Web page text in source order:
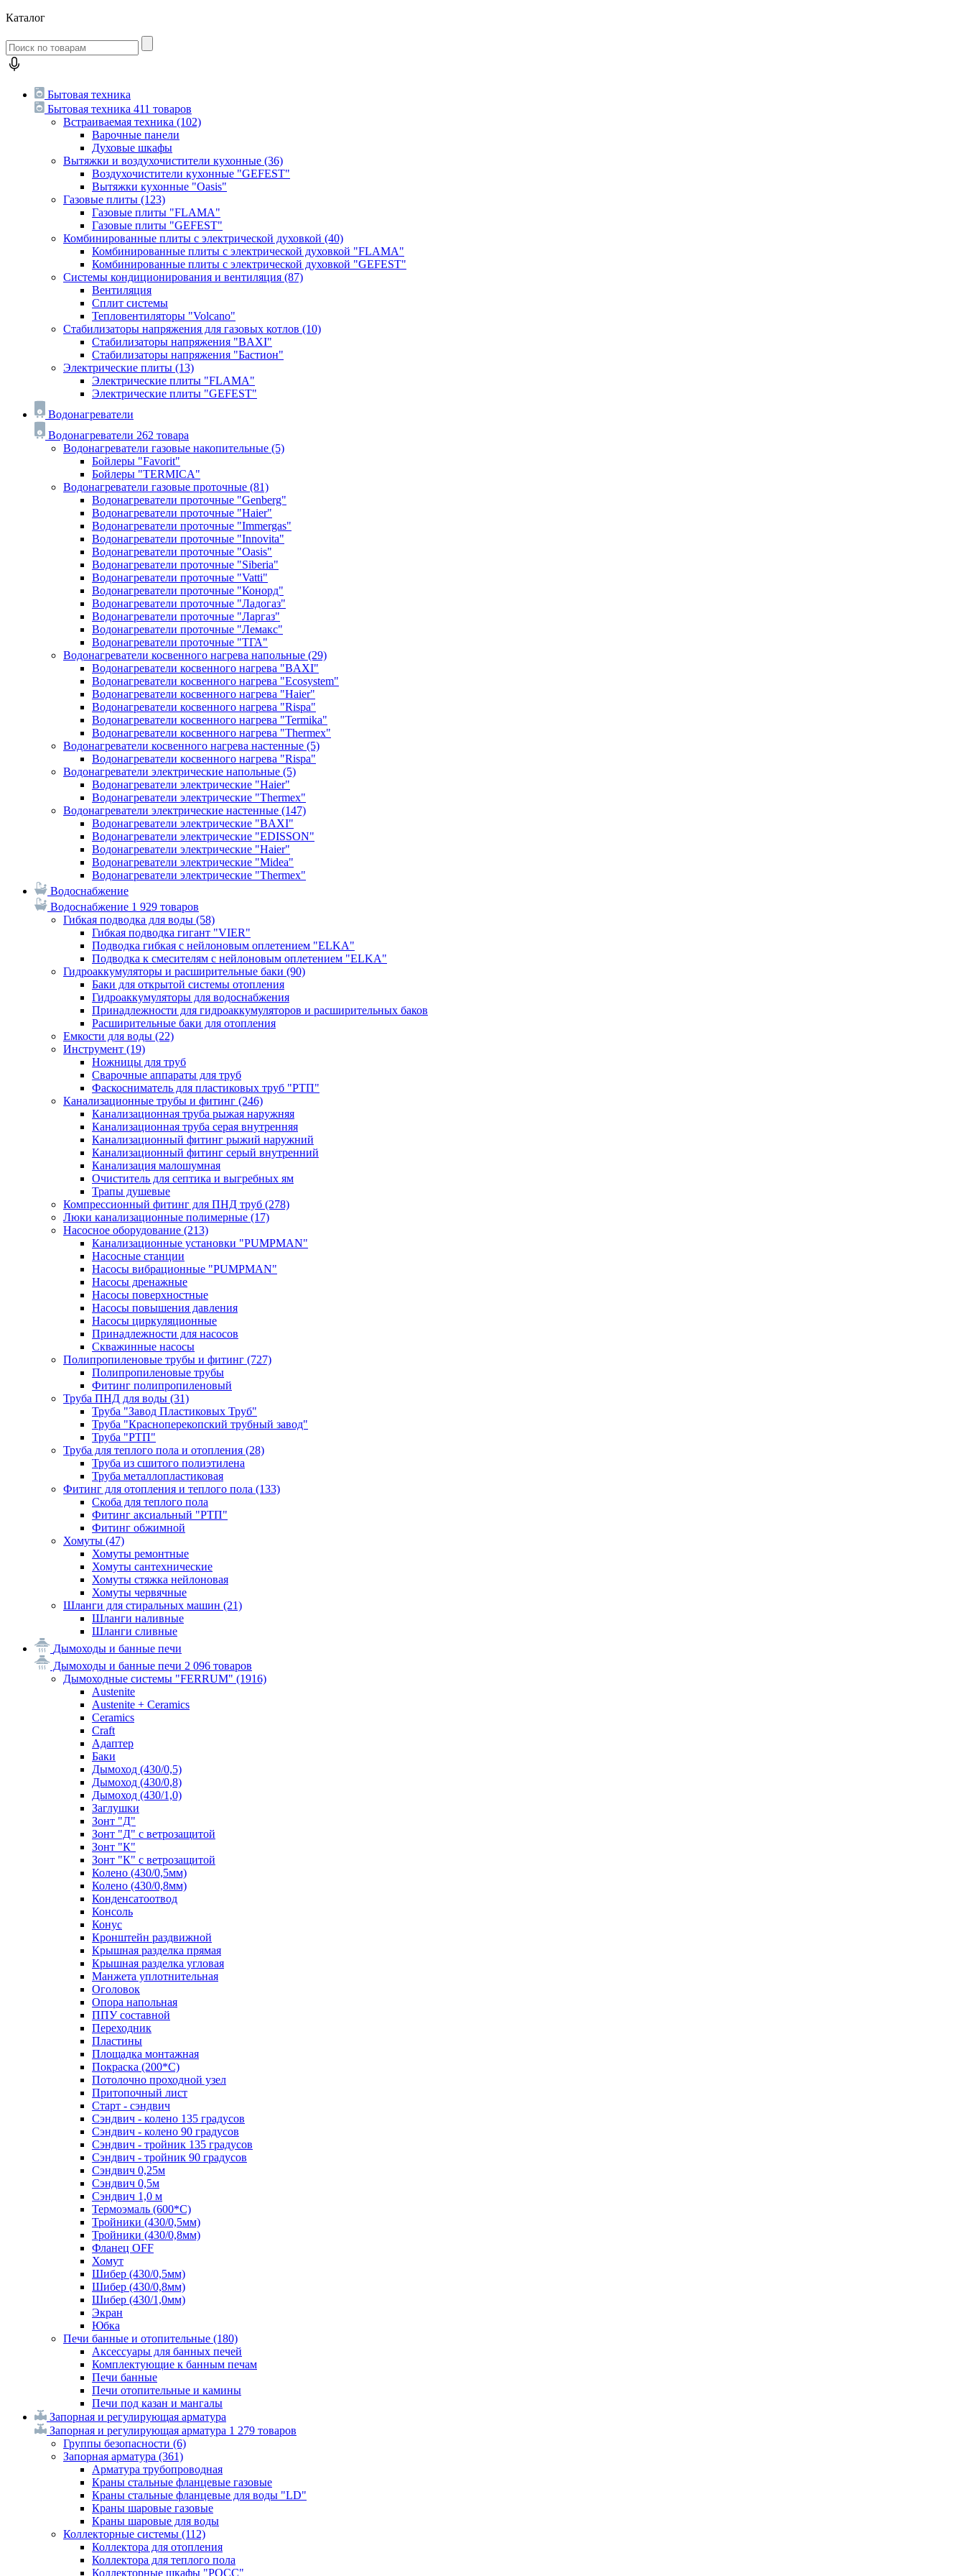
Каталог
Бытовая техника
Бытовая техника 411 товаров
Встраиваемая техника (102)
Варочные панели
Духовые шкафы
Вытяжки и воздухочистители кухонные (36)
Воздухочистители кухонные "GEFEST"
Вытяжки кухонные "Oasis"
Газовые плиты (123)
Газовые плиты "FLAMA"
Газовые плиты "GEFEST"
Комбинированные плиты с электрической духовкой (40)
Комбинированные плиты с электрической духовкой "FLAMA"
Комбинированные плиты с электрической духовкой "GEFEST"
Системы кондиционирования и вентиляция (87)
Вентиляция
Сплит системы
Тепловентиляторы "Volcano"
Стабилизаторы напряжения для газовых котлов (10)
Стабилизаторы напряжения "BAXI"
Стабилизаторы напряжения "Бастион"
Электрические плиты (13)
Электрические плиты "FLAMA"
Электрические плиты "GEFEST"
Водонагреватели
Водонагреватели 262 товара
Водонагреватели газовые накопительные (5)
Бойлеры "Favorit"
Бойлеры "TERMICA"
Водонагреватели газовые проточные (81)
Водонагреватели проточные "Genberg"
Водонагреватели проточные "Haier"
Водонагреватели проточные "Immergas"
Водонагреватели проточные "Innovita"
Водонагреватели проточные "Oasis"
Водонагреватели проточные "Siberia"
Водонагреватели проточные "Vatti"
Водонагреватели проточные "Конорд"
Водонагреватели проточные "Ладогаз"
Водонагреватели проточные "Ларгаз"
Водонагреватели проточные "Лемакс"
Водонагреватели проточные "ТГА"
Водонагреватели косвенного нагрева напольные (29)
Водонагреватели косвенного нагрева "BAXI"
Водонагреватели косвенного нагрева "Ecosystem"
Водонагреватели косвенного нагрева "Haier"
Водонагреватели косвенного нагрева "Rispa"
Водонагреватели косвенного нагрева "Termika"
Водонагреватели косвенного нагрева "Thermex"
Водонагреватели косвенного нагрева настенные (5)
Водонагреватели косвенного нагрева "Rispa"
Водонагреватели электрические напольные (5)
Водонагреватели электрические "Haier"
Водонагреватели электрические "Thermex"
Водонагреватели электрические настенные (147)
Водонагреватели электрические "BAXI"
Водонагреватели электрические "EDISSON"
Водонагреватели электрические "Haier"
Водонагреватели электрические "Midea"
Водонагреватели электрические "Thermex"
Водоснабжение
Водоснабжение 1 929 товаров
Гибкая подводка для воды (58)
Гибкая подводка гигант "VIER"
Подводка гибкая с нейлоновым оплетением "ELKA"
Подводка к смесителям с нейлоновым оплетением "ELKA"
Гидроаккумуляторы и расширительные баки (90)
Баки для открытой системы отопления
Гидроаккумуляторы для водоснабжения
Принадлежности для гидроаккумуляторов и расширительных баков
Расширительные баки для отопления
Емкости для воды (22)
Инструмент (19)
Ножницы для труб
Сварочные аппараты для труб
Фаскосниматель для пластиковых труб "РТП"
Канализационные трубы и фитинг (246)
Канализационная труба рыжая наружняя
Канализационная труба серая внутренняя
Канализационный фитинг рыжий наружний
Канализационный фитинг серый внутренний
Канализация малошумная
Очиститель для септика и выгребных ям
Трапы душевые
Компрессионный фитинг для ПНД труб (278)
Люки канализационные полимерные (17)
Насосное оборудование (213)
Канализационные установки "PUMPMAN"
Насосные станции
Насосы вибрационные "PUMPMAN"
Насосы дренажные
Насосы поверхностные
Насосы повышения давления
Насосы циркуляционные
Принадлежности для насосов
Скважинные насосы
Полипропиленовые трубы и фитинг (727)
Полипропиленовые трубы
Фитинг полипропиленовый
Труба ПНД для воды (31)
Труба "Завод Пластиковых Труб"
Труба "Красноперекопский трубный завод"
Труба "РТП"
Труба для теплого пола и отопления (28)
Труба из сшитого полиэтилена
Труба металлопластиковая
Фитинг для отопления и теплого пола (133)
Скоба для теплого пола
Фитинг аксиальный "РТП"
Фитинг обжимной
Хомуты (47)
Хомуты ремонтные
Хомуты сантехнические
Хомуты стяжка нейлоновая
Хомуты червячные
Шланги для стиральных машин (21)
Шланги наливные
Шланги сливные
Дымоходы и банные печи
Дымоходы и банные печи 2 096 товаров
Дымоходные системы "FERRUM" (1916)
Austenite
Austenite + Ceramics
Ceramics
Craft
Адаптер
Баки
Дымоход (430/0,5)
Дымоход (430/0,8)
Дымоход (430/1,0)
Заглушки
Зонт "Д"
Зонт "Д" с ветрозащитой
Зонт "К"
Зонт "К" с ветрозащитой
Колено (430/0,5мм)
Колено (430/0,8мм)
Конденсатоотвод
Консоль
Конус
Кронштейн раздвижной
Крышная разделка прямая
Крышная разделка угловая
Манжета уплотнительная
Оголовок
Опора напольная
ППУ составной
Переходник
Пластины
Площадка монтажная
Покраска (200*С)
Потолочно проходной узел
Притопочный лист
Старт - сэндвич
Сэндвич - колено 135 градусов
Сэндвич - колено 90 градусов
Сэндвич - тройник 135 градусов
Сэндвич - тройник 90 градусов
Сэндвич 0,25м
Сэндвич 0,5м
Сэндвич 1,0 м
Термоэмаль (600*С)
Тройники (430/0,5мм)
Тройники (430/0,8мм)
Фланец OFF
Хомут
Шибер (430/0,5мм)
Шибер (430/0,8мм)
Шибер (430/1,0мм)
Экран
Юбка
Печи банные и отопительные (180)
Аксессуары для банных печей
Комплектующие к банным печам
Печи банные
Печи отопительные и камины
Печи под казан и мангалы
Запорная и регулирующая арматура
Запорная и регулирующая арматура 1 279 товаров
Группы безопасности (6)
Запорная арматура (361)
Арматура трубопроводная
Краны стальные фланцевые газовые
Краны стальные фланцевые для воды "LD"
Краны шаровые газовые
Краны шаровые для воды
Коллекторные системы (112)
Коллектора для отопления
Коллектора для теплого пола
Коллекторные шкафы "РОСС"